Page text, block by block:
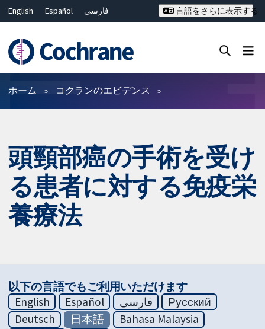
English Español
فارسی
Deutsch
Bahasa Malaysia
ไทย
繁體中文
简体中文
言語をさらに表示する
フィルター
ホーム コクランのエビデンス
頭頸部癌の手術を受け
る患者に対する免疫栄
養療法
以下の言語でもご利用いただけます
English
Español فارسی
Русский
Deutsch
日本語
Bahasa Malaysia